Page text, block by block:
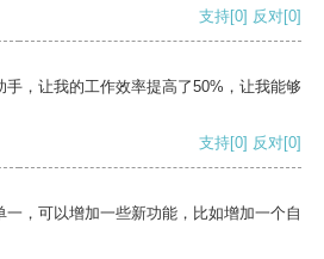
支持[0] 反对[0]
，让我的工作效率提高了50%，让我能够
支持[0] 反对[0]
，可以增加一些新功能，比如增加一个自